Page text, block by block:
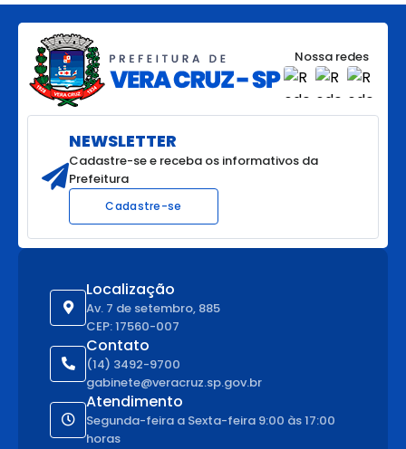
Localização
Av. 7 de setembro, 885
CEP: 17560-007
Contato
(14) 3492-9700
gabinete@veracruz.sp.gov.br
Atendimento
Segunda-feira a Sexta-feira 9:00 às 17:00
horas
Nossa redes
NEWSLETTER
Cadastre-se e receba os informativos da
Prefeitura
Cadastre-se